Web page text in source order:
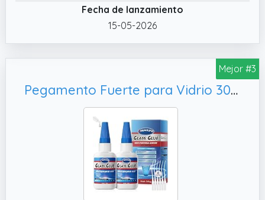
✔️ Secado rápido y impermeable. ¡Termina el
trabajo en un instante! Nuestro pegamento
para vidrio cuenta con una fórmula de
secado rápido que se fija en solo 3045
reparaciones y proyectos en un instante.
Fecha de lanzamiento
15-05-2026
Mejor #3
Pegamento Fuerte para Vidrio 30gx2, Modelos de Plástico